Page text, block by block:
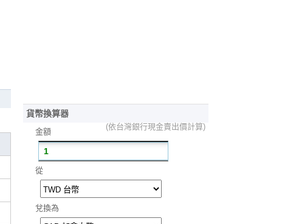
貨幣換算器
(依台灣銀行現金賣出價計算)
金額
從
兌換為